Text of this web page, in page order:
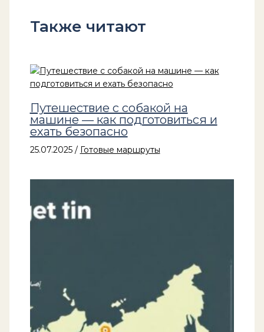
Также читают
Путешествие с собакой на
машине — как подготовиться и
ехать безопасно
25.07.2025 / Готовые маршруты